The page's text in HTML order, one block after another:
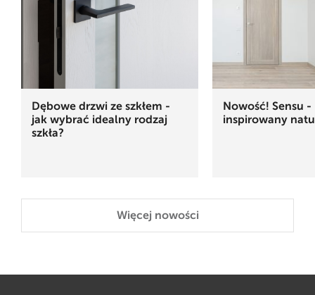
Dębowe drzwi ze szkłem -
jak wybrać idealny rodzaj
szkła?
Nowość! Sensu
inspirowany
Więcej nowości